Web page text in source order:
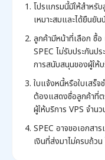
โปรแกรมนี้มีให้สำห
เหมาะสมและได้ยืนยั
ลูกค้ามีหน้าที่เลือก ซื้
SPEC ไม่รับประกันป
การสนับสนุนของผู้ให้
ใบแจ้งหนี้หรือใบเสร็จ
ต้องแสดงชื่อลูกค้าที่ต
ผู้ให้บริการ VPS จำน
SPEC อาจขอเอกสา
เงินที่ส่งมาไม่ครบถ้ว